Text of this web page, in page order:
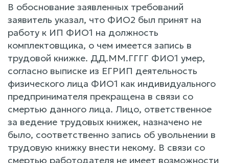
В обоснование заявленных требований
заявитель указал, что ФИО2 был принят на
работу к ИП ФИО1 на должность
комплектовщика, о чем имеется запись в
трудовой книжке. ДД.ММ.ГГГГ ФИО1 умер,
согласно выписке из ЕГРИП деятельность
физического лица ФИО1 как индивидуального
предпринимателя прекращена в связи со
смертью данного лица. Лицо, ответственное
за ведение трудовых книжек, назначено не
было, соответственно запись об увольнении в
трудовую книжку внести некому. В связи со
смертью работодателя не имеет возможности